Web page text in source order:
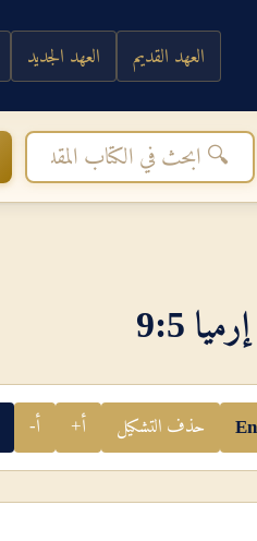
العهد القديم العهد الجديد
5‏:‏9
حذف التشكيل أ+ أ-